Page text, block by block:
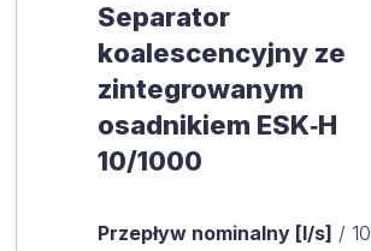
Separator
koalescencyjny ze
zintegrowanym
osadnikiem ESK‑H
10/1000
Przepływ nominalny [l/s] / 10